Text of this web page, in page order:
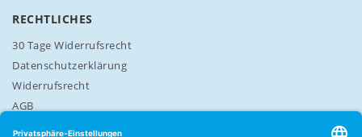
RECHTLICHES
30 Tage Widerrufsrecht
Datenschutzerklärung
Widerrufsrecht
AGB